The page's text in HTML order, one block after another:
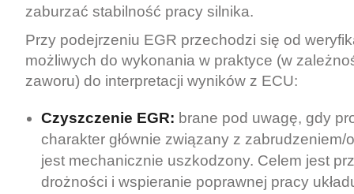
zaburzać stabilność pracy silnika.
Przy podejrzeniu EGR przechodzi się od
możliwych do wykonania w praktyce (w
zaworu) do interpretacji wyników z ECU:
Czyszczenie EGR: brane pod uwagę, gdy
charakter głównie związany z zabrudzeniem/
jest mechanicznie uszkodzony. Celem jest
drożności i wspieranie poprawnej pracy